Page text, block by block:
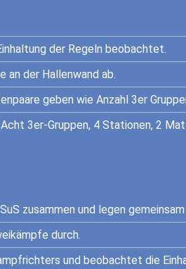
der Regeln beobachtet.
an der Hallenwand ab.
geben wie Anzahl 3er
3er-Gruppen, 4 Stationen, 2
zusammen und legen
durch.
und beobachtet die